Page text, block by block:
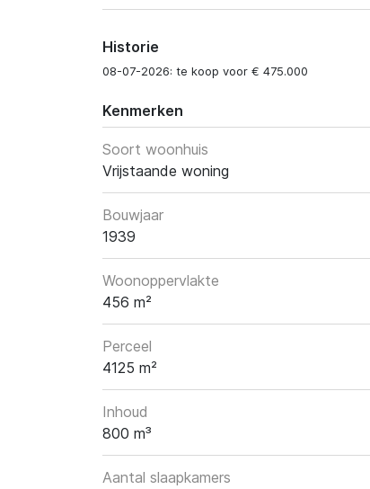
Historie
08-07-2026: te koop voor € 475.000
Kenmerken
Soort woonhuis
Vrijstaande woning
Bouwjaar
1939
Woonoppervlakte
456 m²
Perceel
4125 m²
Inhoud
800 m³
Aantal slaapkamers